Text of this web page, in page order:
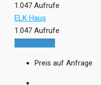
1.047 Aufrufe
ELK Haus
1.047 Aufrufe
Kundenhaus
Preis auf Anfrage